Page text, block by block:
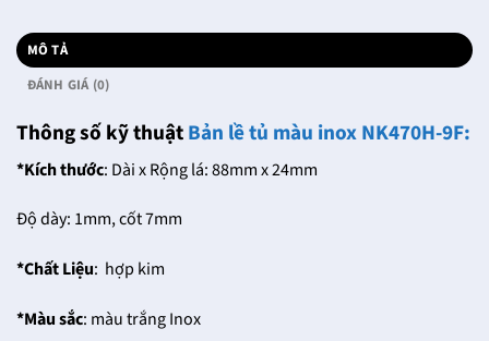
MÔ TẢ
ĐÁNH GIÁ (0)
Thông số kỹ thuậtBản lề tủ màu inox NK470H-9F:
*Kích thước: Dài x Rộng lá: 88mm x 24mm
Độ dày: 1mm, cốt 7mm
*Chất Liệu: hợp kim
*Màu sắc: màu trắng Inox